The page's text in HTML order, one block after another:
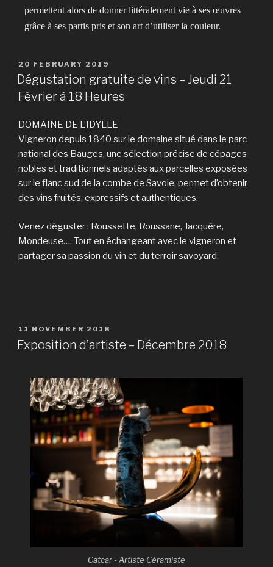
permettent alors de donner littéralement vie à ses œuvres
grâce à ses partis pris et son art d’utiliser la couleur.
20 FEBRUARY 2019
Dégustation gratuite de vins – Jeudi 21
Février à 18 Heures
DOMAINE DE L’IDYLLE
Vigneron depuis 1840 sur le domaine situé dans le parc
national des Bauges, une sélection précise de cépages
nobles et traditionnels adaptés aux parcelles exposées
sur le flanc sud de la combe de Savoie, permet d’obtenir
des vins fruités, expressifs et authentiques.
Venez déguster : Roussette, Roussane, Jacquère,
Mondeuse…. Tout en échangeant avec le vigneron et
partager sa passion du vin et du terroir savoyard.
11 NOVEMBER 2018
Exposition d’artiste – Décembre 2018
Catcar - Artiste Céramiste